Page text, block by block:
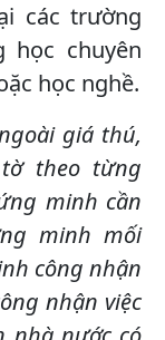
các trường
học chuyên
học nghề.
giá thú,
theo từng
minh cần
minh mối
công nhận
nhận việc